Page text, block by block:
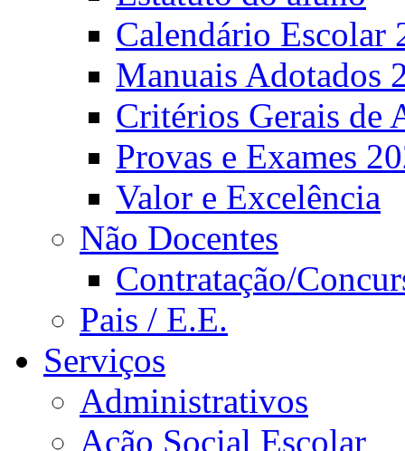
Calendário Escolar
Manuais Adotados
Critérios Gerais de
Provas e Exames
Valor e Excelência
Não Docentes
Contratação/
Pais / E.E.
Serviços
Administrativos
Ação Social Escolar